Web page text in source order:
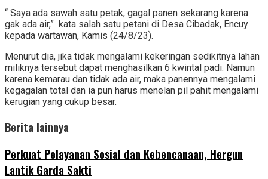
“ Saya ada sawah satu petak, gagal panen sekarang karena
gak ada air,” kata salah satu petani di Desa Cibadak, Encuy
kepada wartawan, Kamis (24/8/23).
Menurut dia, jika tidak mengalami kekeringan sedikitnya lahan
miliknya tersebut dapat menghasilkan 6 kwintal padi. Namun
karena kemarau dan tidak ada air, maka panennya mengalami
kegagalan total dan ia pun harus menelan pil pahit mengalami
kerugian yang cukup besar.
Berita lainnya
Perkuat Pelayanan Sosial dan Kebencanaan, Hergun
Lantik Garda Sakti